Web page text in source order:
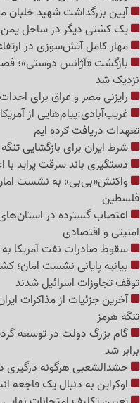
آیین بزرگداشت شهید خلبان
یک کشتی دیگر در ساحل
مهار کامل آتش‌سوزی در
بازگشت «آژانس دوستی»؛
نزدیک شد
رایزنی مصر و عراق برای
غریب‌آبادی:پیام‌هایی از
تعهدات دریافت کرده ایم
شرط ایران برای بازگشایی
دستگیری باند سرقت پراید با اعتراف به
واکنش«بی‌بی» به نشست
فلسطین
اعتصاب گسترده در
امنیتی و اقتصادی
سقوط صادرات نفت آمریکا به
بیانیه پایانی نشست امان؛
توقف تجاوزات اسرائیل شدند
آخرین جزئیات از مذاکرات
تنگه هرمز
برابر شد
حشدالشعبی هرگونه درگیری
اوکراین به دنبال یک فاجعه